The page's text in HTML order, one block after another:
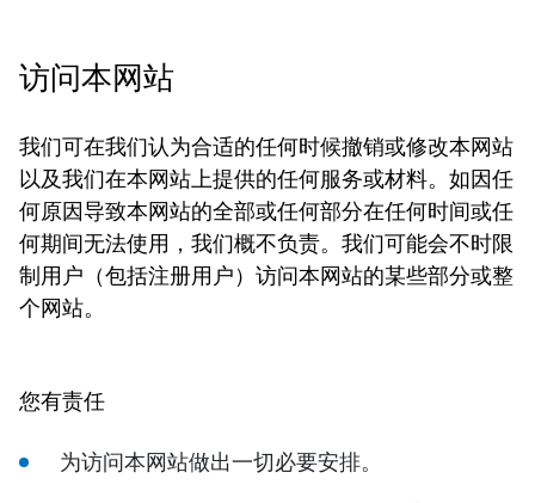
访问本网站
我们可在我们认为合适的任何时候撤销或修改本网站
以及我们在本网站上提供的任何服务或材料。如因任
何原因导致本网站的全部或任何部分在任何时间或任
何期间无法使用，我们概不负责。我们可能会不时限
制用户（包括注册用户）访问本网站的某些部分或整
个网站。
您有责任
为访问本网站做出一切必要安排。